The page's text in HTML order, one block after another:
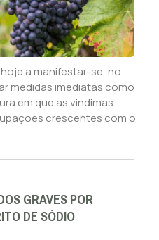
a manifestar-se, no
medidas imediatas como
em que as vindimas
crescentes com o
GRAVES POR
DE SÓDIO